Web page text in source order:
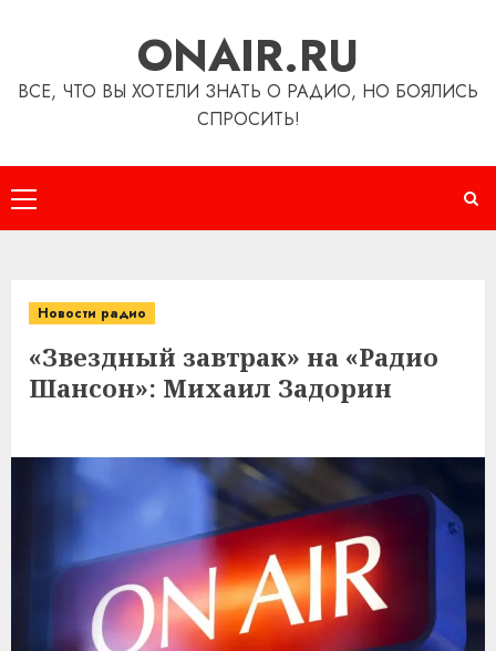
ONAIR.RU
ВСЕ, ЧТО ВЫ ХОТЕЛИ ЗНАТЬ О РАДИО, НО БОЯЛИСЬ
СПРОСИТЬ!
Основное
меню
Новости радио
«Звездный завтрак» на «Радио
Шансон»: Михаил Задорин